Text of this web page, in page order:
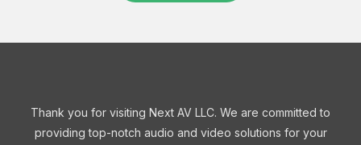
Thank you for visiting Next AV LLC. We are committed to
providing top-notch audio and video solutions for your